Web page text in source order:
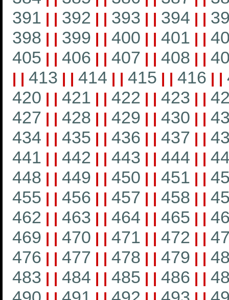
391 | | 392 | | 393 | | 394 | |
398 | | 399 | | 400 | | 401 | |
405 | | 406 | | 407 | | 408 | |
| | 413 | | 414 | | 415 | | 416 | |
420 | | 421 | | 422 | | 423 | |
427 | | 428 | | 429 | | 430 | |
434 | | 435 | | 436 | | 437 | |
441 | | 442 | | 443 | | 444 | |
448 | | 449 | | 450 | | 451 | |
455 | | 456 | | 457 | | 458 | |
462 | | 463 | | 464 | | 465 | |
469 | | 470 | | 471 | | 472 | |
476 | | 477 | | 478 | | 479 | |
483 | | 484 | | 485 | | 486 | |